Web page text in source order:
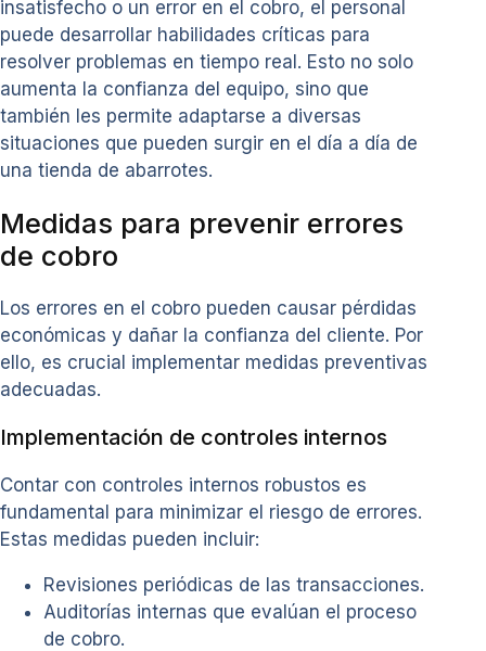
insatisfecho o un error en el cobro, el personal
puede desarrollar habilidades críticas para
resolver problemas en tiempo real. Esto no solo
aumenta la confianza del equipo, sino que
también les permite adaptarse a diversas
situaciones que pueden surgir en el día a día de
una tienda de abarrotes.
Medidas para prevenir errores
de cobro
Los errores en el cobro pueden causar pérdidas
económicas y dañar la confianza del cliente. Por
ello, es crucial implementar medidas preventivas
adecuadas.
Implementación de controles internos
Contar con controles internos robustos es
fundamental para minimizar el riesgo de errores.
Estas medidas pueden incluir:
Revisiones periódicas de las transacciones.
Auditorías internas que evalúan el proceso
de cobro.